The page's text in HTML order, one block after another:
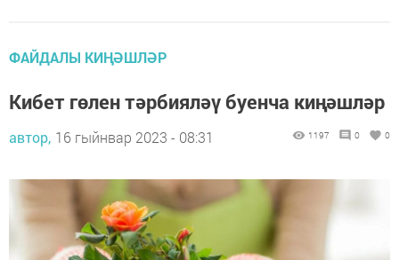
ФАЙДАЛЫ КИҢӘШЛӘР
Кибет гөлен тәрбияләү буенча киңәшләр
автор, 16 гыйнвар 2023 - 08:31 1197 0 0